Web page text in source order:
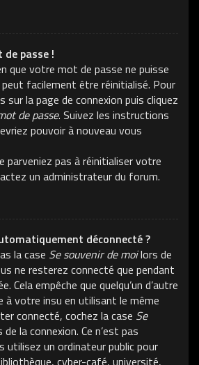
de passe !
que votre mot de passe ne puisse
facilement être réinitialisé. Pour
sur la page de connexion puis cliquez
de passe. Suivez les instructions
pouvoir à nouveau vous
pas à réinitialiser votre
un administrateur du forum.
déconnecté ?
la case Se souvenir de moilors de
ne resterez connecté que pendant
Cela empêche que quelqu’un d’autre
votre insu en utilisant le même
connecté, cochez la case Se
la connexion. Ce n’est pas
utilisez un ordinateur public pour
cyber-café, université,